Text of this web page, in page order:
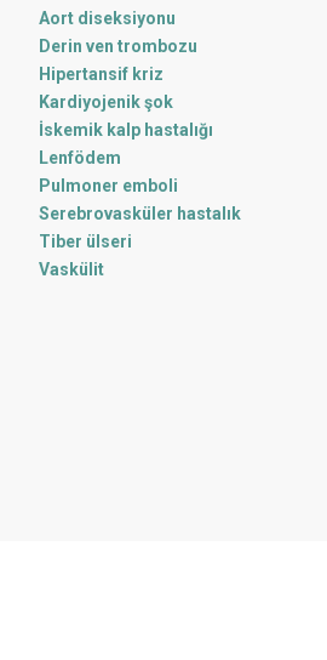
Aort diseksiyonu
Derin ven trombozu
Hipertansif kriz
Kardiyojenik şok
İskemik kalp hastalığı
Lenfödem
Pulmoner emboli
Serebrovasküler hastalık
Tiber ülseri
Vaskülit